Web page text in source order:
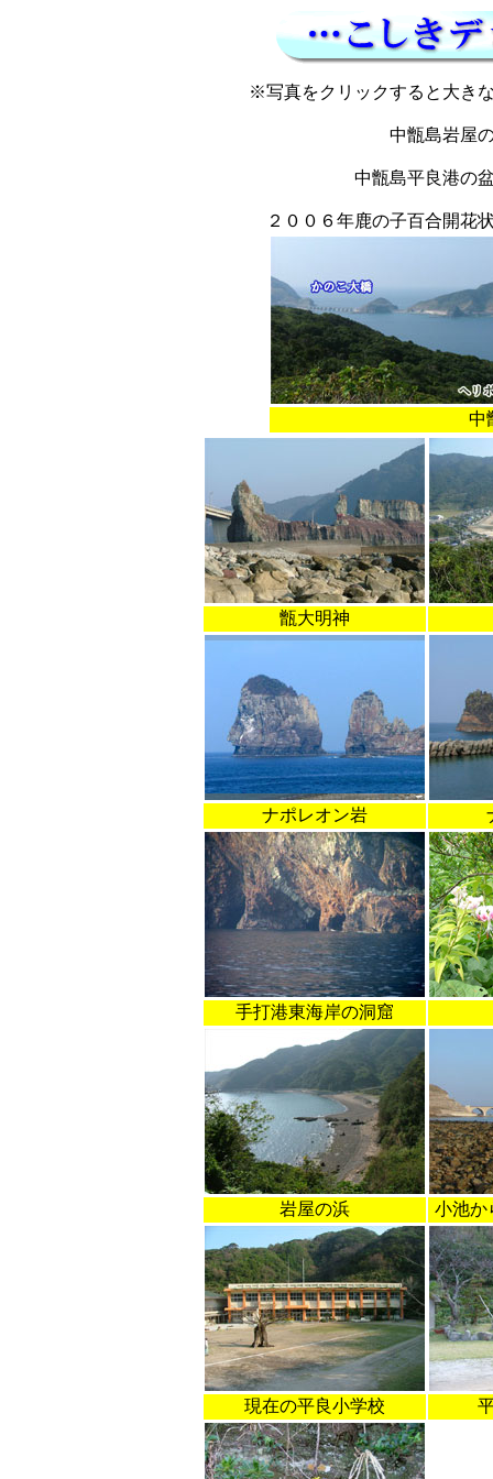
※写真をクリックすると大き
中甑島岩
中甑島平良港
２００６年鹿の子百合
中
甑大明神
ナポレオン岩
手打港東海岸の洞窟
岩屋の浜 小池か
現在の平良小学校